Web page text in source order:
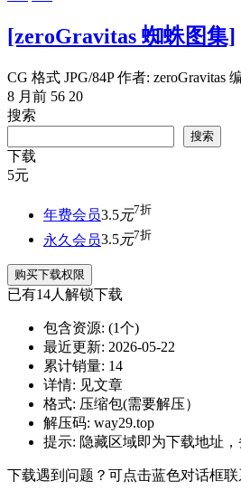
[zeroGravitas 蜘蛛图集]
CG 格式 JPG/84P 作者: zeroGravitas
8 月前 56 20
搜索
搜索
下载
5元
年费会员3.5元7折
永久会员3.5元7折
购买下载权限
已有14人解锁下载
包含资源: (1个)
最近更新: 2026-05-22
累计销量: 14
详情: 见文章
格式: 压缩包(需要解压）
解压码: way29.top
提示: 隐藏区域即为下载地址
下载遇到问题？可点击蓝色对话框联